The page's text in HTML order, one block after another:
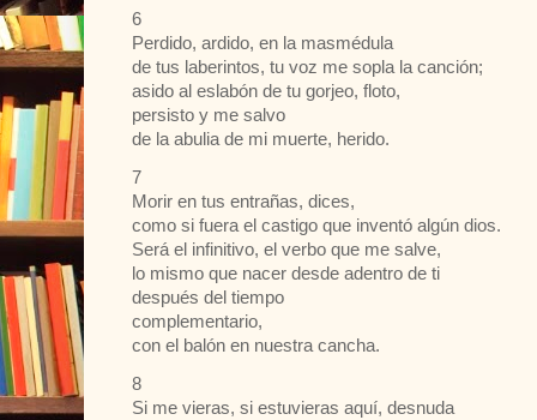
6
Perdido, ardido, en la masmédula
de tus laberintos, tu voz me sopla la canción;
asido al eslabón de tu gorjeo, floto,
persisto y me salvo
de la abulia de mi muerte, herido.
7
Morir en tus entrañas, dices,
como si fuera el castigo que inventó algún dios.
Será el infinitivo, el verbo que me salve,
lo mismo que nacer desde adentro de ti
después del tiempo
complementario,
con el balón en nuestra cancha.
8
Si me vieras, si estuvieras aquí, desnuda